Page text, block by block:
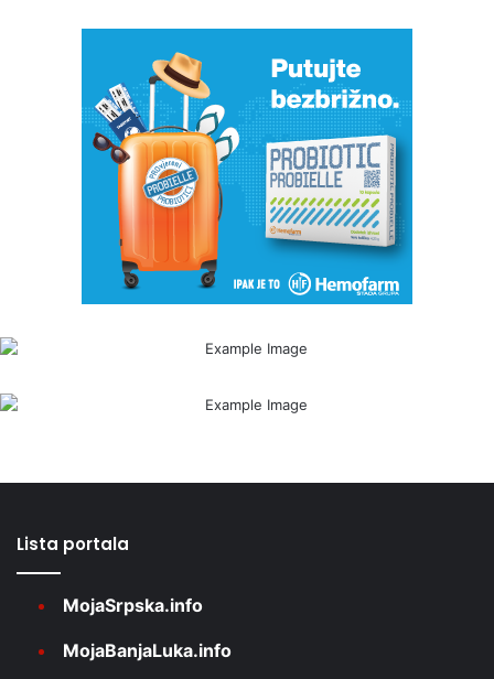
Lista portala
MojaSrpska.info
MojaBanjaLuka.info